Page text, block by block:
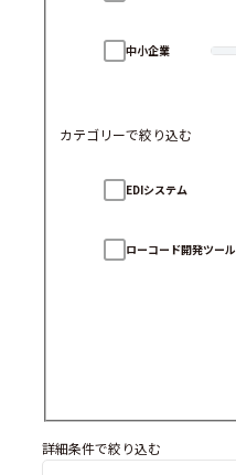
中小企業
カテゴリーで絞り込む
EDIシステム
ローコード開発ツール
詳細条件で絞り込む